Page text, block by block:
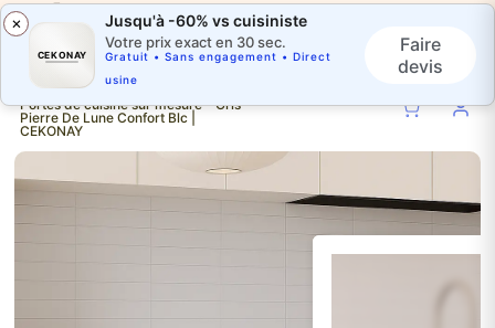
×
CEKONAY
Jusqu'à -60% vs cuisiniste
Votre prix exact en 30 sec.
Gratuit • Sans engagement • Direct
usine
Faire
devis
Portes de cuisine sur mesure - Gris
Pierre De Lune Confort Blc |
CEKONAY